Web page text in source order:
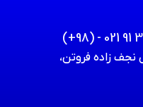
(+98) - 021 91
نجف زاده فروتن،